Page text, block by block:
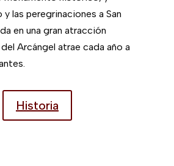
las peregrinaciones a San
en una gran atracción
Arcángel atrae cada año a
Historia